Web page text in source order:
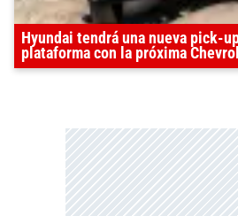
Hyundai tendrá una nueva pick-
plataforma con la próxima